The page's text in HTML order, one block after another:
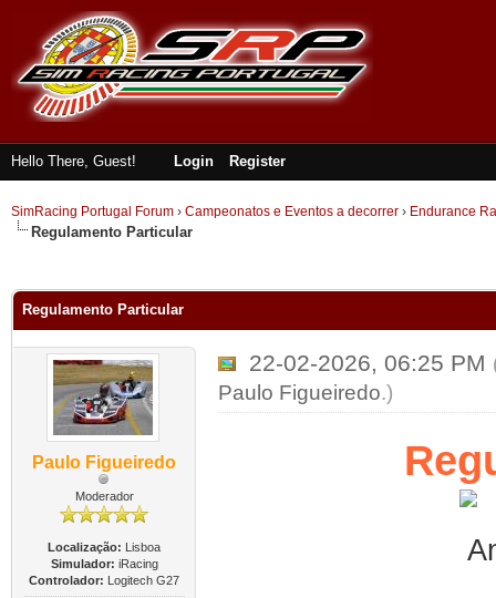
Hello There, Guest! Login Register
SimRacing Portugal Forum › Campeonatos e Eventos a decorrer › Endurance
Regulamento Particular
Regulamento Particular
Paulo Figueiredo
Moderador
Localização: Lisboa
Simulador: iRacing
Controlador: Logitech G27
22-02-2026, 06:25 PM
Paulo Figueiredo.)